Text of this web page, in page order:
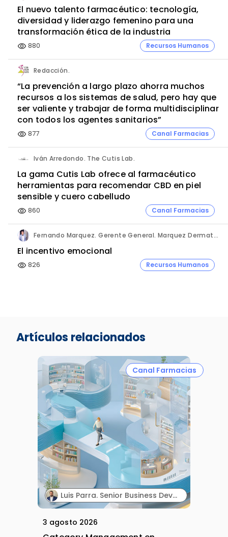
El nuevo talento farmacéutico: tecnología,
diversidad y liderazgo femenino para una
transformación ética de la industria
visibility 880 Recursos Humanos
Redacción.
“La prevención a largo plazo ahorra muchos
recursos a los sistemas de salud, pero hay que
ser valiente y trabajar de forma multidisciplinar
con todos los agentes sanitarios”
visibility 877 Canal Farmacias
Iván Arredondo. The Cutis Lab.
La gama Cutis Lab ofrece al farmacéutico
herramientas para recomendar CBD en piel
sensible y cuero cabelludo
visibility 860 Canal Farmacias
Fernando Marquez. Gerente General. Marquez Dermatológica, La Paz - Bolivia.
El incentivo emocional
visibility 826 Recursos Humanos
Artículos relacionados
Canal Farmacias
Luis Parra. Senior Business Development Manager Iberia & LATAM Markets. PharmActive.
3 agosto 2026